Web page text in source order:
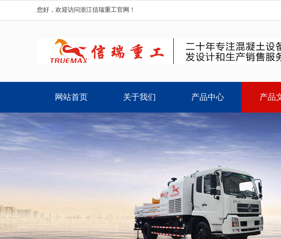
您好，欢迎访问浙江信瑞重工官网！
网站首页 关于我们 产品中心 产品